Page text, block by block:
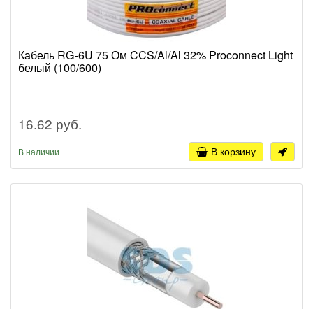
Кабель RG-6U 75 Ом CCS/Al/Al 32% Proconnect Light
белый (100/600)
16.62 руб.
В наличии В корзину